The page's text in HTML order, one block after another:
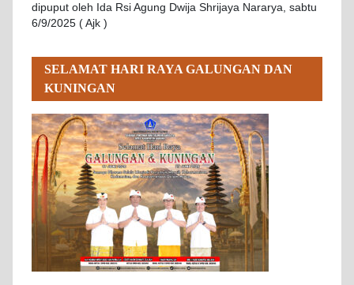
dipuput oleh Ida Rsi Agung Dwija Shrijaya Nararya, sabtu
6/9/2025 ( Ajk )
SELAMAT HARI RAYA GALUNGAN DAN
KUNINGAN